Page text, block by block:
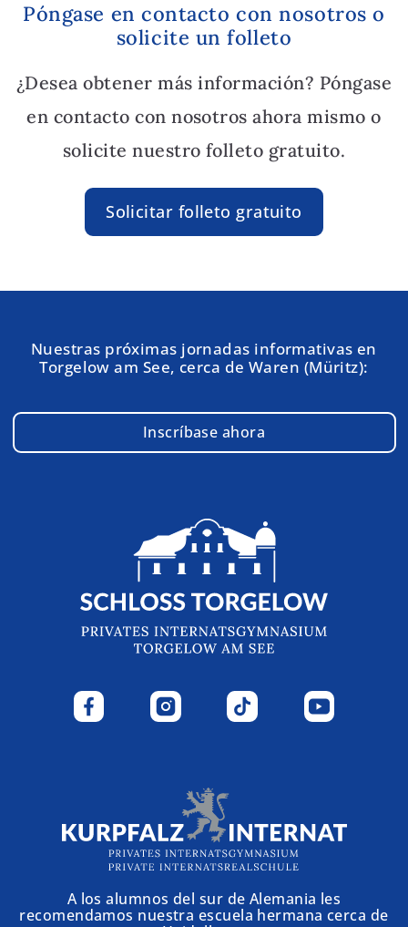
Póngase en contacto con nosotros o
solicite un folleto
¿Desea obtener más información? Póngase
en contacto con nosotros ahora mismo o
solicite nuestro folleto gratuito.
Solicitar folleto gratuito
Nuestras próximas jornadas informativas en
Torgelow am See, cerca de Waren (Müritz):
Inscríbase ahora
A los alumnos del sur de Alemania les
recomendamos nuestra escuela hermana cerca de